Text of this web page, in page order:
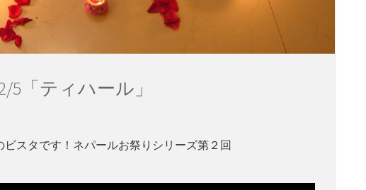
5「ティハール」
スタです！ネパールお祭りシリーズ第２回